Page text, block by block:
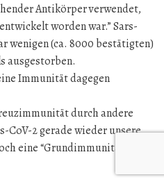
Antikörper verwendet,
worden war.” Sars-
wenigen (ca. 8000 bestätigten)
ausgestorben.
Immunität dagegen
durch andere
CoV-2 gerade wieder unsere
eine “Grundimmunität” nix